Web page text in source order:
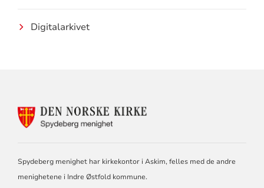
Digitalarkivet
KONTAKTINFORMASJON
I
SPYDEBERG
Spydeberg menighet har kirkekontor i Askim, felles med de andre
menighetene i Indre Østfold kommune.